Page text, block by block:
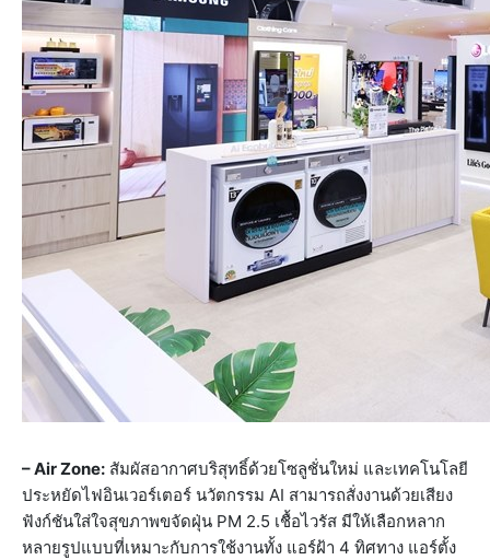
– Air Zone: สัมผัสอากาศบริสุทธิ์ด้วยโซลูชั่นใหม่ และเทคโนโลยี
ประหยัดไฟอินเวอร์เตอร์ นวัตกรรม AI สามารถสั่งงานด้วยเสียง
ฟังก์ชันใส่ใจสุขภาพขจัดฝุ่น PM 2.5 เชื้อไวรัส มีให้เลือกหลาก
หลายรูปแบบที่เหมาะกับการใช้งานทั้ง แอร์ฝ้า 4 ทิศทาง แอร์ตั้ง